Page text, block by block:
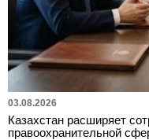
03.08.2026
Казахстан расширяет
правоохранительной